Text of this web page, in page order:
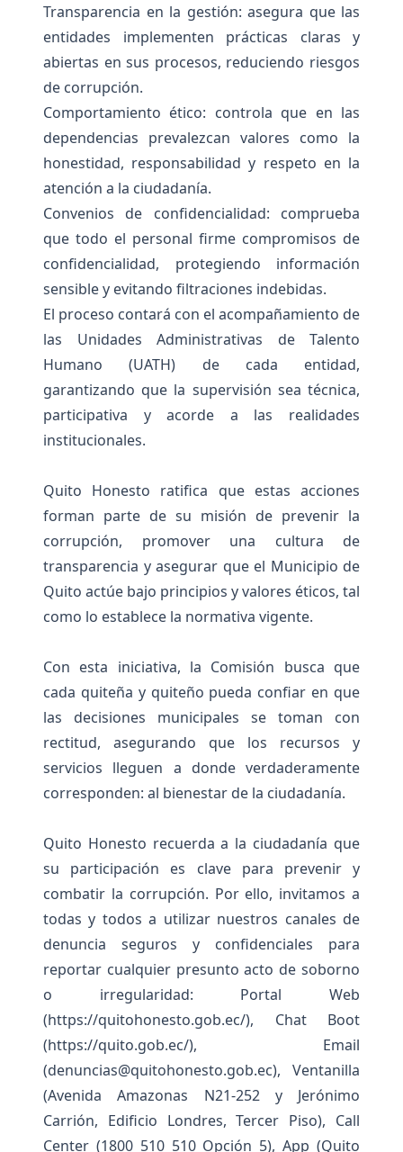
Transparencia en la gestión: asegura que las
entidades implementen prácticas claras y
abiertas en sus procesos, reduciendo riesgos
de corrupción.
Comportamiento ético: controla que en las
dependencias prevalezcan valores como la
honestidad, responsabilidad y respeto en la
atención a la ciudadanía.
Convenios de confidencialidad: comprueba
que todo el personal firme compromisos de
confidencialidad, protegiendo información
sensible y evitando filtraciones indebidas.
El proceso contará con el acompañamiento de
las Unidades Administrativas de Talento
Humano (UATH) de cada entidad,
garantizando que la supervisión sea técnica,
participativa y acorde a las realidades
institucionales.
Quito Honesto ratifica que estas acciones
forman parte de su misión de prevenir la
corrupción, promover una cultura de
transparencia y asegurar que el Municipio de
Quito actúe bajo principios y valores éticos, tal
como lo establece la normativa vigente.
Con esta iniciativa, la Comisión busca que
cada quiteña y quiteño pueda confiar en que
las decisiones municipales se toman con
rectitud, asegurando que los recursos y
servicios lleguen a donde verdaderamente
corresponden: al bienestar de la ciudadanía.
Quito Honesto recuerda a la ciudadanía que
su participación es clave para prevenir y
combatir la corrupción. Por ello, invitamos a
todas y todos a utilizar nuestros canales de
denuncia seguros y confidenciales para
reportar cualquier presunto acto de soborno
o irregularidad: Portal Web
(https://quitohonesto.gob.ec/), Chat Boot
(https://quito.gob.ec/), Email
(denuncias@quitohonesto.gob.ec), Ventanilla
(Avenida Amazonas N21-252 y Jerónimo
Carrión, Edificio Londres, Tercer Piso), Call
Center (1800 510 510 Opción 5), App (Quito